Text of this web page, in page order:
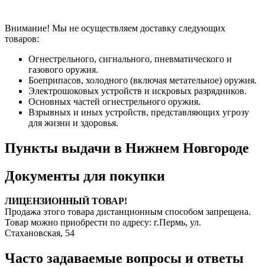
Внимание! Мы не осуществляем доставку следующих
товаров:
Огнестрельного, сигнального, пневматического и
газового оружия.
Боеприпасов, холодного (включая метательное) оружия.
Электрошоковых устройств и искровых разрядников.
Основных частей огнестрельного оружия.
Взрывных и иных устройств, представляющих угрозу
для жизни и здоровья.
Пункты выдачи в Нижнем Новгороде
Документы для покупки
ЛИЦЕНЗИОННЫЙ ТОВАР!
Продажа этого товара дистанционным способом запрещена.
Товар можно приобрести по адресу: г.Пермь, ул.
Стахановская, 54
Часто задаваемые вопросы и ответы